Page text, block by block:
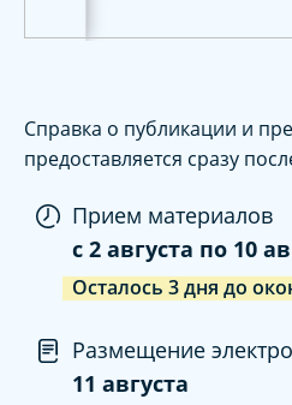
Справка о публикации и
предоставляется сразу
Прием материалов
c 2 августа по 10
Осталось 3дня до
Размещение
11 августа